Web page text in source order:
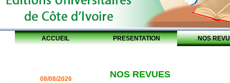
ACCUEIL PRESENTATION NOS
08/08/2026 NOS REVUES